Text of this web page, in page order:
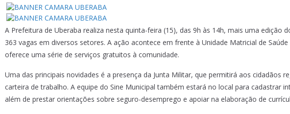
A Prefeitura de Uberaba realiza nesta quinta-feira (15), das 9h às 14h, mais uma
363 vagas em diversos setores. A ação acontece em frente à Unidade Matricial de
oferece uma série de serviços gratuitos à comunidade.
Uma das principais novidades é a presença da Junta Militar, que permitirá aos
carteira de trabalho. A equipe do Sine Municipal também estará no local para cadastrar
além de prestar orientações sobre seguro-desemprego e apoiar na elaboração de